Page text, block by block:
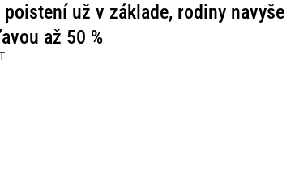
už v základe, rodiny navyše
až 50 %